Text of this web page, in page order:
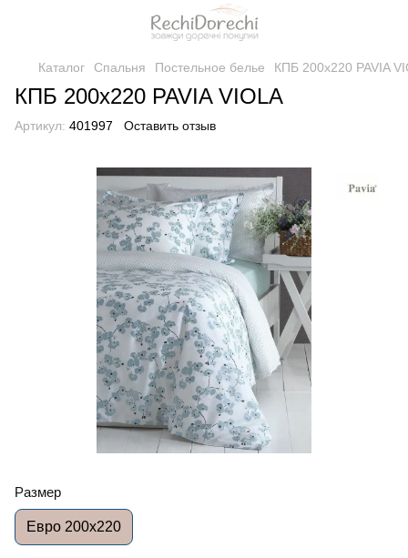
Каталог Спальня Постельное белье КПБ 200x220 PAVIA
КПБ 200x220 PAVIA VIOLA
Артикул: 401997 Оставить отзыв
Размер
Евро 200x220